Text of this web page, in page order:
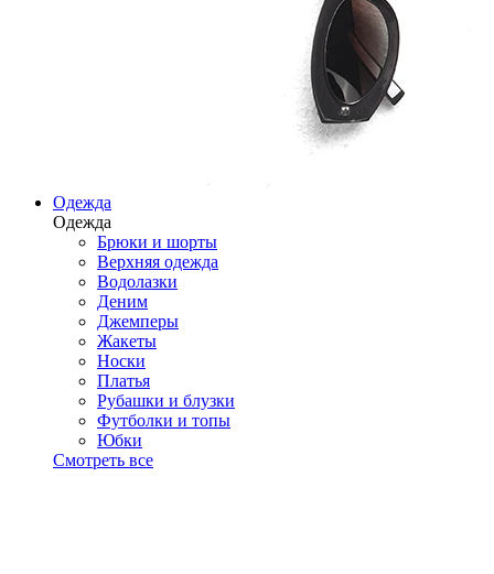
Одежда
Одежда
Брюки и шорты
Верхняя одежда
Водолазки
Деним
Джемперы
Жакеты
Носки
Платья
Рубашки и блузки
Футболки и топы
Юбки
Смотреть все